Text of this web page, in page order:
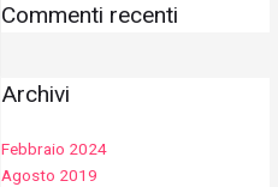
Commenti recenti
Archivi
Febbraio 2024
Agosto 2019